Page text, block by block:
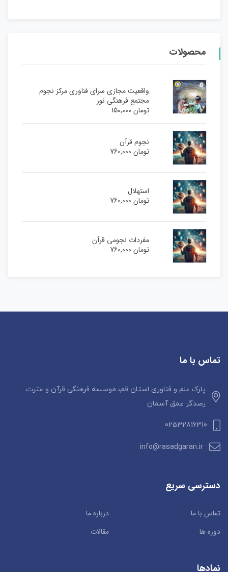
محصولات
واقعیت مجازی سرای فناوری مرکز نجوم
مجتمع فرهنگی نور
تومان150,000
نجوم قرآن
تومان760,000
استهلال
تومان760,000
مفردات نجومی قرآن
تومان760,000
تماس با ما
پارک علم و فناوری استان قم، موسسه فرهنگی قرآن و عترت
رصدگر عمق آسمان
02532816310
info@rasadgaran.ir
دسترسی سریع
تماس با ما
درباره ما
دوره ها
مقالات
نمادها